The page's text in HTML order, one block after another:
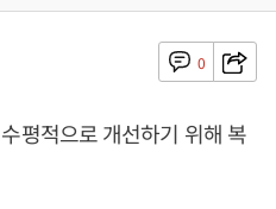
0
평적으로 개선하기 위해 복